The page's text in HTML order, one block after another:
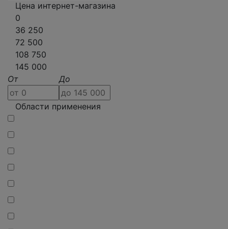
Цена интернет-магазина
0
36 250
72 500
108 750
145 000
От
До
Области применения